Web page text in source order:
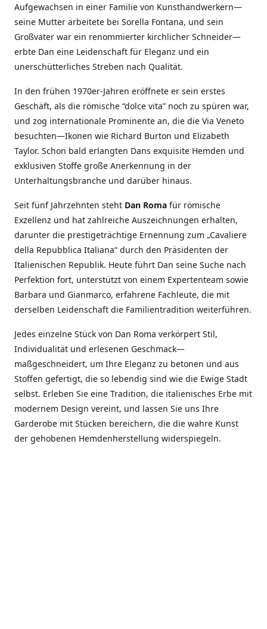
Aufgewachsen in einer Familie von Kunsthandwerkern—
seine Mutter arbeitete bei Sorella Fontana, und sein
Großvater war ein renommierter kirchlicher Schneider—
erbte Dan eine Leidenschaft für Eleganz und ein
unerschütterliches Streben nach Qualität.
In den frühen 1970er-Jahren eröffnete er sein erstes
Geschäft, als die römische “dolce vita” noch zu spüren war,
und zog internationale Prominente an, die die Via Veneto
besuchten—Ikonen wie Richard Burton und Elizabeth
Taylor. Schon bald erlangten Dans exquisite Hemden und
exklusiven Stoffe große Anerkennung in der
Unterhaltungsbranche und darüber hinaus.
Seit fünf Jahrzehnten steht Dan Roma für römische
Exzellenz und hat zahlreiche Auszeichnungen erhalten,
darunter die prestigeträchtige Ernennung zum „Cavaliere
della Repubblica Italiana“ durch den Präsidenten der
Italienischen Republik. Heute führt Dan seine Suche nach
Perfektion fort, unterstützt von einem Expertenteam sowie
Barbara und Gianmarco, erfahrene Fachleute, die mit
derselben Leidenschaft die Familientradition weiterführen.
Jedes einzelne Stück von Dan Roma verkörpert Stil,
Individualität und erlesenen Geschmack—
maßgeschneidert, um Ihre Eleganz zu betonen und aus
Stoffen gefertigt, die so lebendig sind wie die Ewige Stadt
selbst. Erleben Sie eine Tradition, die italienisches Erbe mit
modernem Design vereint, und lassen Sie uns Ihre
Garderobe mit Stücken bereichern, die die wahre Kunst
der gehobenen Hemdenherstellung widerspiegeln.